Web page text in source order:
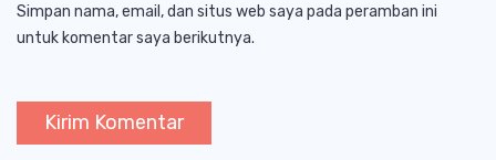
Simpan nama, email, dan situs web saya pada peramban ini
untuk komentar saya berikutnya.